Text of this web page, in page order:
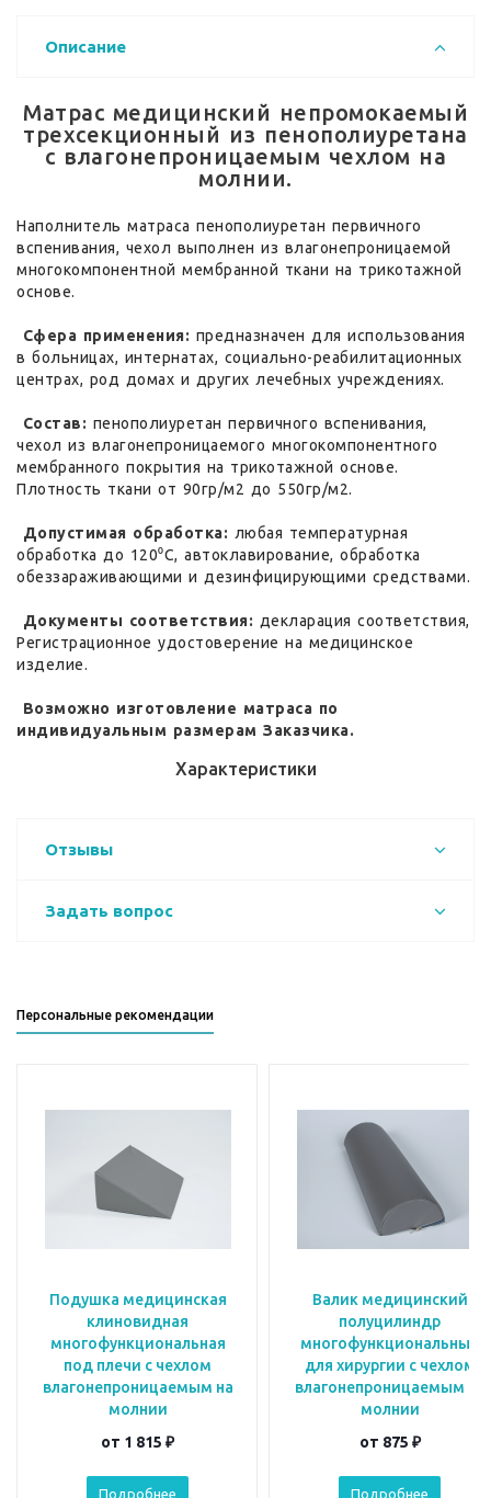
Описание
Матрас медицинский непромокаемый
трехсекционный из пенополиуретана
с влагонепроницаемым чехлом на
молнии.
Наполнитель матраса пенополиуретан первичного
вспенивания, чехол выполнен из влагонепроницаемой
многокомпонентной мембранной ткани на трикотажной
основе.
Сфера применения: предназначен для использования
в больницах, интернатах, социально-реабилитационных
центрах, род домах и других лечебных учреждениях.
Состав: пенополиуретан первичного вспенивания,
чехол из влагонепроницаемого многокомпонентного
мембранного покрытия на трикотажной основе.
Плотность ткани от 90гр/м2 до 550гр/м2.
Допустимая обработка: любая температурная
обработка до 120⁰С, автоклавирование, обработка
обеззараживающими и дезинфицирующими средствами.
Документы соответствия: декларация соответствия,
Регистрационное удостоверение на медицинское
изделие.
Возможно изготовление матраса по
индивидуальным размерам Заказчика.
Характеристики
Отзывы
Задать вопрос
Персональные рекомендации
Подушка медицинская
клиновидная
многофункциональная
под плечи с чехлом
влагонепроницаемым на
молнии
от 1 815 ₽
Подробнее
Валик медицинский
полуцилиндр
многофункциональный
для хирургии с чехлом
влагонепроницаемым на
молнии
от 875 ₽
Подробнее